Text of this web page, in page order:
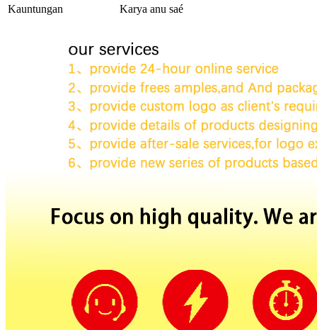
Kauntungan
Karya anu saé